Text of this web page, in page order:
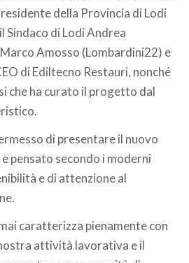
della Provincia di Lodi
Sindaco di Lodi Andrea
Amosso (Lombardini22) e
di Ediltecno Restauri, nonché
che ha curato il progetto dal
di presentare il nuovo
pensato secondo i moderni
e di attenzione al
caratterizza pienamente con
attività lavorativa e il